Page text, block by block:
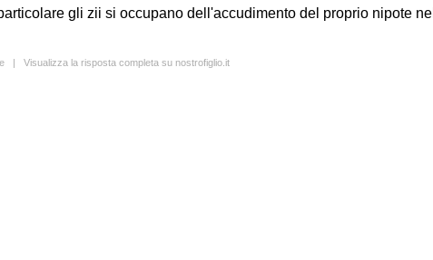
gli zii si occupano dell'accudimento del proprio nipote nel
| Visualizza la risposta completa su nostrofiglio.it